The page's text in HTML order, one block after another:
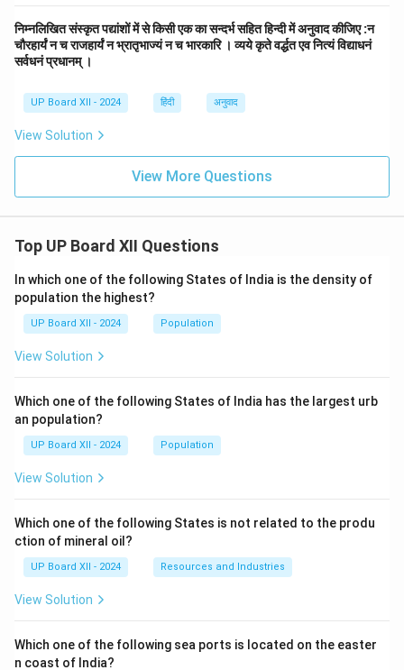
निम्नलिखित संस्कृत पद्यांशों में से किसी एक का सन्दर्भ सहित हिन्दी में अनुवाद कीजिए :न
चौरहार्यं न च राजहार्यं न भ्रातृभाज्यं न च भारकारि । व्यये कृते वर्द्धत एव नित्यं विद्याधनं
सर्वधनं प्रधानम् ।
UP Board XII - 2024 हिंदी अनुवाद
View Solution
View More Questions
Top UP Board XII Questions
In which one of the following States of India is the density of
population the highest?
UP Board XII - 2024 Population
View Solution
Which one of the following States of India has the largest urb
an population?
UP Board XII - 2024 Population
View Solution
Which one of the following States is not related to the produ
ction of mineral oil?
UP Board XII - 2024 Resources and Industries
View Solution
Which one of the following sea ports is located on the easter
n coast of India?